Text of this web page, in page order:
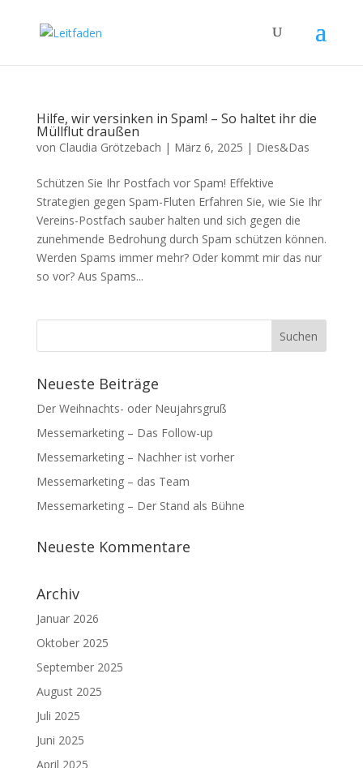
Hilfe, wir versinken in Spam! – So haltet ihr die
Müllflut draußen
von Claudia Grötzebach | März 6, 2025 | Dies&Das
Schützen Sie Ihr Postfach vor Spam! Effektive
Strategien gegen Spam-Fluten Erfahren Sie, wie Sie Ihr
Vereins-Postfach sauber halten und sich gegen die
zunehmende Bedrohung durch Spam schützen können.
Werden Spams immer mehr? Oder kommt mir das nur
so vor? Aus Spams...
Neueste Beiträge
Der Weihnachts- oder Neujahrsgruß
Messemarketing – Das Follow-up
Messemarketing – Nachher ist vorher
Messemarketing – das Team
Messemarketing – Der Stand als Bühne
Neueste Kommentare
Archiv
Januar 2026
Oktober 2025
September 2025
August 2025
Juli 2025
Juni 2025
April 2025